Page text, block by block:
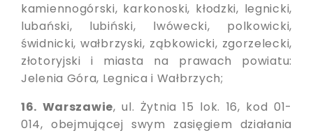
kamiennogórski, karkonoski, kłodzki, legnicki,
lubański, lubiński, lwówecki, polkowicki,
świdnicki, wałbrzyski, ząbkowicki, zgorzelecki,
złotoryjski i miasta na prawach powiatu:
Jelenia Góra, Legnica i Wałbrzych;
16. Warszawie, ul. Żytnia 15 lok. 16, kod 01-
014, obejmującej swym zasięgiem działania